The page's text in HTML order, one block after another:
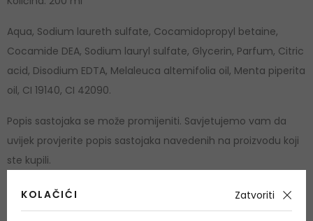
Aqua, Sodium laureth sulfate, Cocamidopropyl betaine,
Cocamide DEA, Sodium lauryl sulfate, Glycerin, Parfum, Citric
acid, Disodium EDTA, Melaleuca altemifolia oil, Menta piperita
oil, CI 19140, CI 42090.
Popis sastojaka se može promijeniti. Savjetujemo vam da
uvijek provjerite popis sastojaka navedenih na proizvodu koji
ste kupili.
Stanje kože
Tip kože
Za sve vrste kože
KOLAČIĆI Zatvoriti